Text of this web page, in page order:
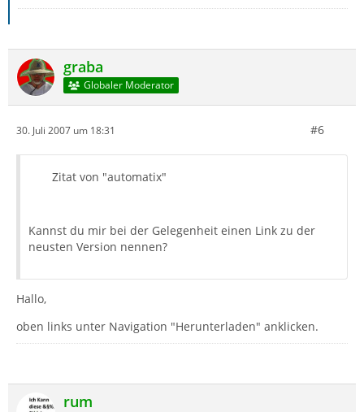
graba
Globaler Moderator
30. Juli 2007 um 18:31 #6
Zitat von "automatix"
Kannst du mir bei der Gelegenheit einen Link zu der
neusten Version nennen?
Hallo,
oben links unter Navigation "Herunterladen" anklicken.
rum